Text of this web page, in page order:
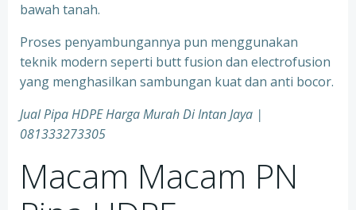
bawah tanah.
Proses penyambungannya pun menggunakan
teknik modern seperti butt fusion dan electrofusion
yang menghasilkan sambungan kuat dan anti bocor.
Jual Pipa HDPE Harga Murah Di Intan Jaya |
081333273305
Macam Macam PN